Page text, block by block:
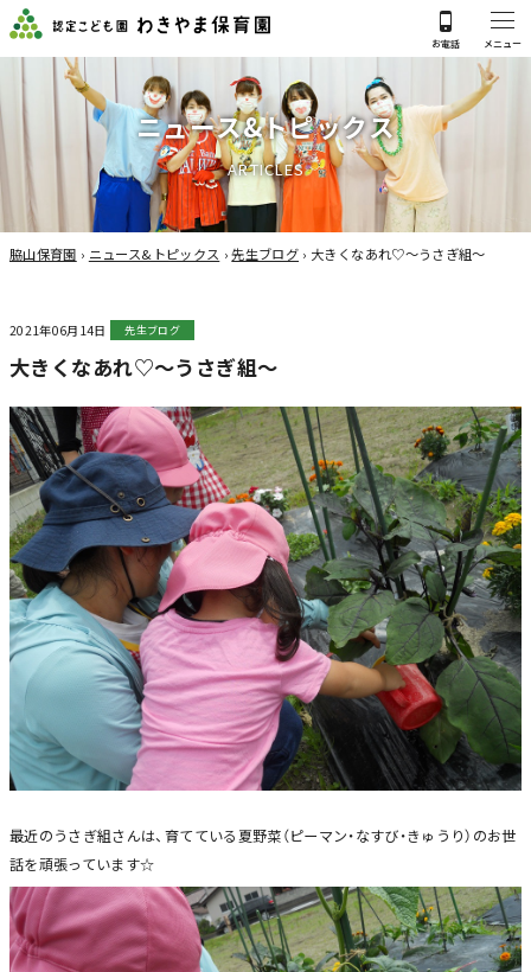
ニュース&トピックス
ARTICLES
脇山保育園 › ニュース&トピックス ›先生ブログ › 大きくなあれ♡～うさぎ組～
2021年06月14日 先生ブログ
大きくなあれ♡～うさぎ組～
最近のうさぎ組さんは、育てている夏野菜（ピーマン・なすび・きゅうり）のお世
話を頑張っています☆